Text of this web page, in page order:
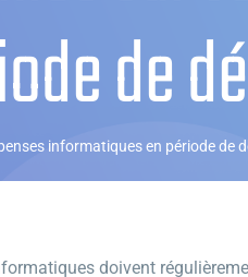
de
informatiques en période de
doivent